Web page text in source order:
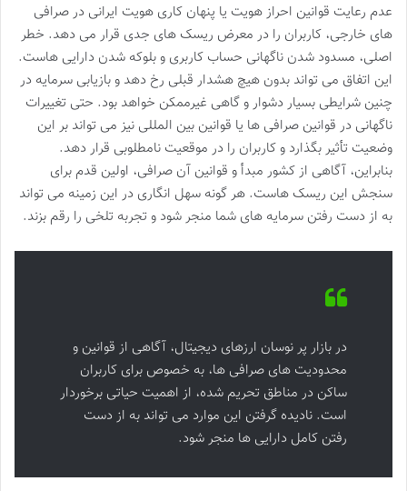
عدم رعایت قوانین احراز هویت یا پنهان کاری هویت ایرانی در صرافی
های خارجی، کاربران را در معرض ریسک های جدی قرار می دهد. خطر
اصلی، مسدود شدن ناگهانی حساب کاربری و بلوکه شدن دارایی هاست.
این اتفاق می تواند بدون هیچ هشدار قبلی رخ دهد و بازیابی سرمایه در
چنین شرایطی بسیار دشوار و گاهی غیرممکن خواهد بود. حتی تغییرات
ناگهانی در قوانین صرافی ها یا قوانین بین المللی نیز می تواند بر این
وضعیت تأثیر بگذارد و کاربران را در موقعیت نامطلوبی قرار دهد.
بنابراین، آگاهی از کشور مبدأ و قوانین آن صرافی، اولین قدم برای
سنجش این ریسک هاست. هر گونه سهل انگاری در این زمینه می تواند
به از دست رفتن سرمایه های شما منجر شود و تجربه تلخی را رقم بزند.
در بازار پر نوسان ارزهای دیجیتال، آگاهی از قوانین و
محدودیت های صرافی ها، به خصوص برای کاربران
ساکن در مناطق تحریم شده، از اهمیت حیاتی برخوردار
است. نادیده گرفتن این موارد می تواند به از دست
رفتن کامل دارایی ها منجر شود.